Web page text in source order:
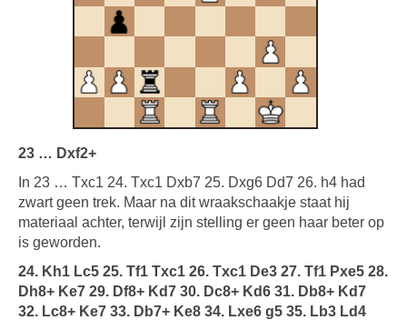
23 … Dxf2+
In 23 … Txc1 24. Txc1 Dxb7 25. Dxg6 Dd7 26. h4 had
zwart geen trek. Maar na dit wraakschaakje staat hij
materiaal achter, terwijl zijn stelling er geen haar beter op
is geworden.
24. Kh1 Lc5 25. Tf1 Txc1 26. Txc1 De3 27. Tf1 Pxe5 28.
Dh8+ Ke7 29. Df8+ Kd7 30. Dc8+ Kd6 31. Db8+ Kd7
32. Lc8+ Ke7 33. Db7+ Ke8 34. Lxe6 g5 35. Lb3 Ld4